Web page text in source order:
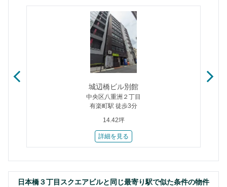
城辺橋ビル別館
中央区八重洲２丁目
有楽町駅 徒歩3分
14.42坪
詳細を見る
日本橋３丁目スクエアビルと同じ最寄り駅で似た条件の物件